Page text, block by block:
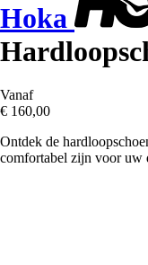
Hoka
Vanaf
€ 160,00
Ontdek de
comfortabel zijn voor uw